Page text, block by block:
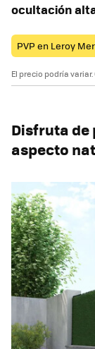
ocultación
PVP en Leroy
El precio podría
Disfruta
aspecto